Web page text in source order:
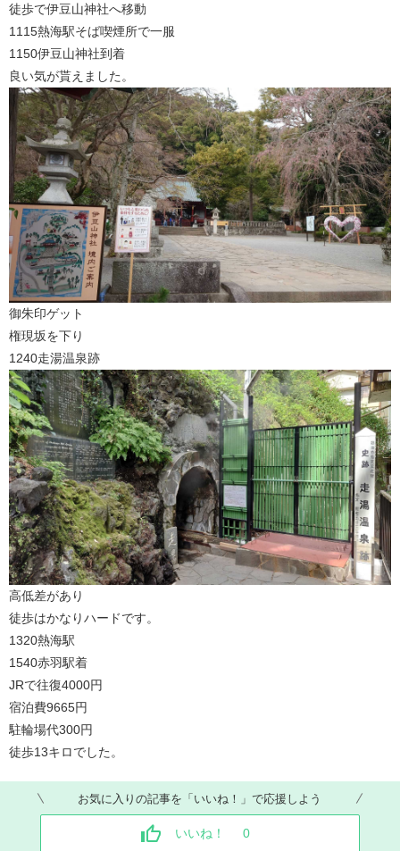
徒歩で伊豆山神社へ移動
1115熱海駅そば喫煙所で一服
1150伊豆山神社到着
良い気が貰えました。
御朱印ゲット
権現坂を下り
1240走湯温泉跡
高低差があり
徒歩はかなりハードです。
1320熱海駅
1540赤羽駅着
JRで往復4000円
宿泊費9665円
駐輪場代300円
徒歩13キロでした。
お気に入りの記事を「いいね！」で応援しよう
いいね！ 0